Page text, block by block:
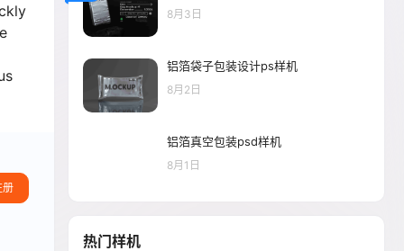
册
8月3日
铝箔袋子包装设计ps样机
8月2日
铝箔真空包装psd样机
8月1日
热门样机